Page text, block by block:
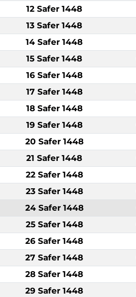
12 Safer 1448
13 Safer 1448
14 Safer 1448
15 Safer 1448
16 Safer 1448
17 Safer 1448
18 Safer 1448
19 Safer 1448
20 Safer 1448
21 Safer 1448
22 Safer 1448
23 Safer 1448
24 Safer 1448
25 Safer 1448
26 Safer 1448
27 Safer 1448
28 Safer 1448
29 Safer 1448